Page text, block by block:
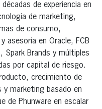
de experiencia en
de marketing,
de consumo,
asesoría en Oracle, FCB
Spark Brands y múltiples
por capital de riesgo.
crecimiento de
marketing basado en
de Phunware en escalar